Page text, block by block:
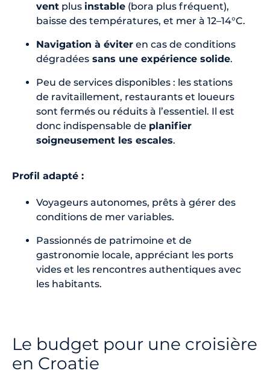
vent plus instable (bora plus fréquent),
baisse des températures, et mer à 12–14°C.
Navigation à éviter en cas de conditions
dégradées sans une expérience solide.
Peu de services disponibles : les stations
de ravitaillement, restaurants et loueurs
sont fermés ou réduits à l’essentiel. Il est
donc indispensable de planifier
soigneusement les escales.
Profil adapté :
Voyageurs autonomes, prêts à gérer des
conditions de mer variables.
Passionnés de patrimoine et de
gastronomie locale, appréciant les ports
vides et les rencontres authentiques avec
les habitants.
Le budget pour une croisière
en Croatie